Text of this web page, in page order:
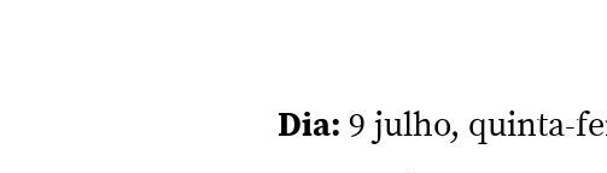
Dia: 9 julho, quinta-